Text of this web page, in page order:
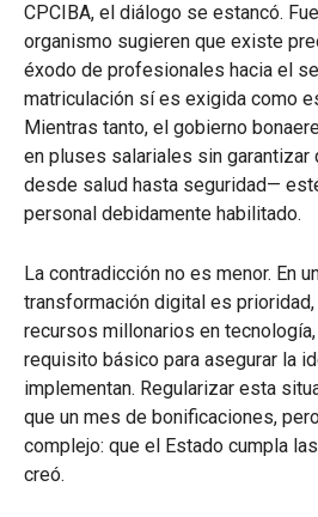
CPCIBA, el diálogo se estancó.
organismo sugieren que existe
éxodo de profesionales hacia el
matriculación sí es exigida como
Mientras tanto, el gobierno
en pluses salariales sin
desde salud hasta seguridad—
personal debidamente habilitado.
La contradicción no es menor. En
transformación digital es
recursos millonarios en
requisito básico para asegurar la
implementan. Regularizar esta
que un mes de bonificaciones,
complejo: que el Estado cumpla
creó.